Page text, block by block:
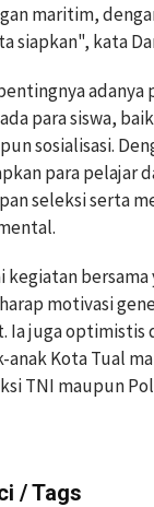
maritim,
siapkan", kata
adanya
para siswa,
sosialisasi.
para pelajar
seleksi serta
kegiatan
motivasi
Ia juga optimistis
anak Kota Tual
TNI maupun
/ Tags